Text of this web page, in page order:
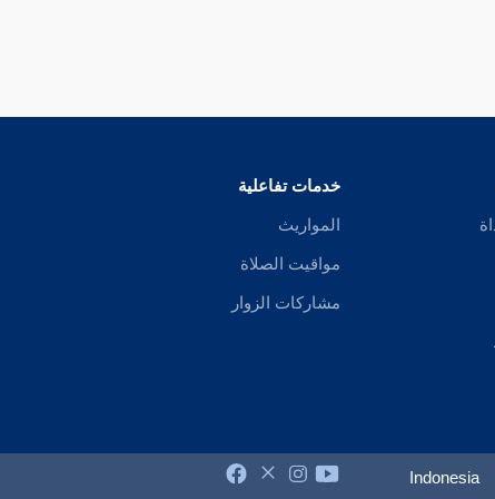
خدمات تفاعلية
المواريث
مواقيت الصلاة
مشاركات الزوار
Indonesia